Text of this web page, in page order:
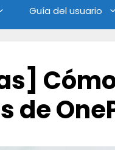
Guía del usuario
de